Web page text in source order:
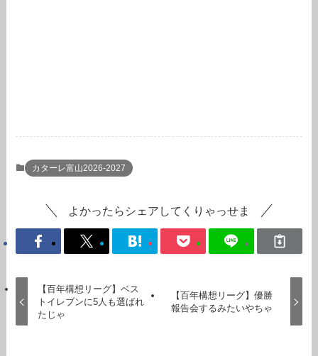
カターレ富山2026-2027
よかったらシェアしてくりゃっせま
【百年構想リーグ】ベス
トイレブンに5人も選ばれ
たじゃ
【百年構想リーグ】優勝
報告会するみたいやちゃ